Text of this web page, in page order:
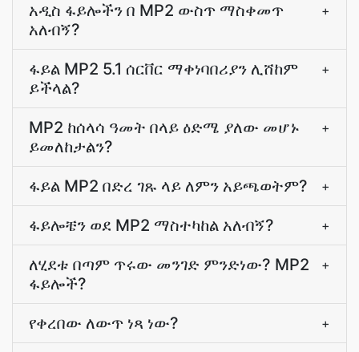
አዲስ ፋይሎችን በ MP2 ውስጥ ማስቀመጥ
አለብኝ?
+
ፋይል MP2 5.1 ሰርቨር ማቀነባበሪያን ሊሸከም
ይችላል?
+
MP2 ከሰላሳ ዓመት በላይ ዕድሜ ያለው መሆኑ
ይመለከታልን?
+
ፋይል MP2 በድረ ገጹ ላይ ለምን አይጫወትም? +
ፋይሎቼን ወደ MP2 ማስተካከል አለብኝ? +
ለሂደቱ በጣም ጥሩው መንገድ ምንድነው? MP2
ፋይሎች?
+
የቀረበው ለውጥ ነጻ ነው? +